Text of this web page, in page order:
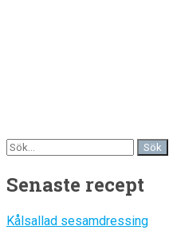
Senaste recept
Kålsallad sesamdressing